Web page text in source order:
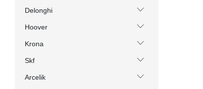
Delonghi
Hoover
Krona
Skf
Arcelik